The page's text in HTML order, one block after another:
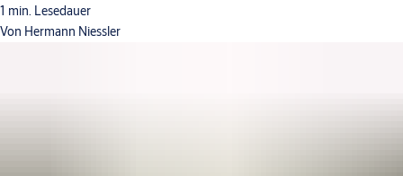
1 min. Lesedauer
Von Hermann Niessler